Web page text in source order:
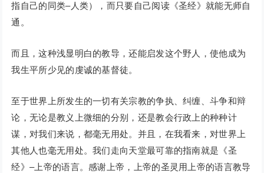
指自己的同类–人类），而只要自己阅读《圣经》就能无师自
通。
而且，这种浅显明白的教导，还能启发这个野人，使他成为
我生平所少见的虔诚的基督徒。
至于世界上所发生的一切有关宗教的争执、纠缠、斗争和辩
论，无论是教义上微细的分别，还是教会行政上的种种计
谋，对我们来说，都毫无用处。并且，在我看来，对世界上
其他人也毫无用处。我们走向天堂最可靠的指南就是《圣
经》–上帝的语言。感谢上帝，上帝的圣灵用上帝的语言教导